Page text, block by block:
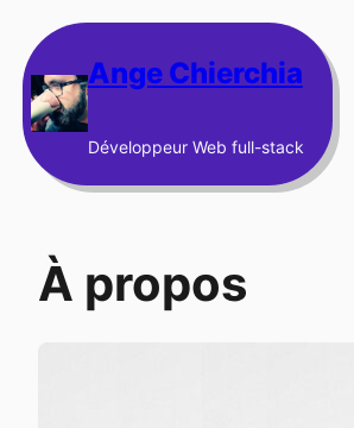
au
contenu Ange Chierchia
Développeur Web full-stack
À propos